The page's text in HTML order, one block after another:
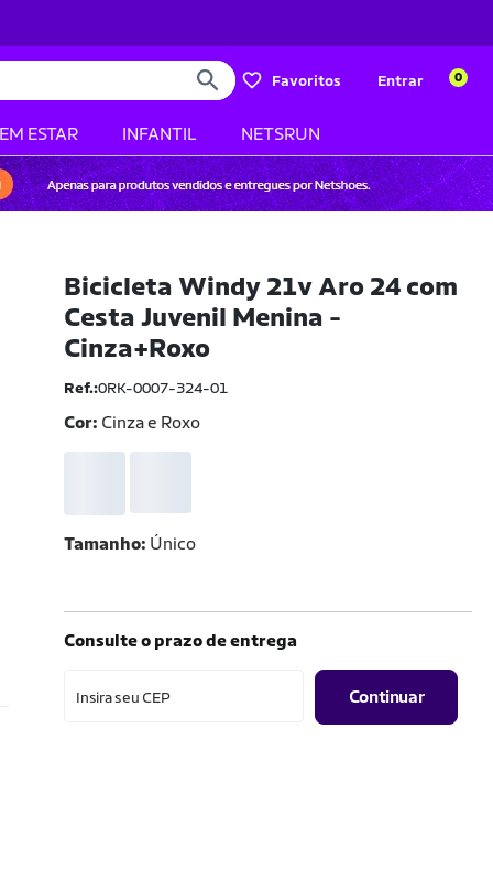
Favoritos Entrar 0
ESTAR INFANTIL NETSRUN
Bicicleta Windy 21v Aro 24 com
Cesta Juvenil Menina -
Cinza+Roxo
Ref.:0RK-0007-324-01
Cor: Cinza e Roxo
Tamanho Único
Consulte o prazo de entrega
Insira seu CEP Continuar